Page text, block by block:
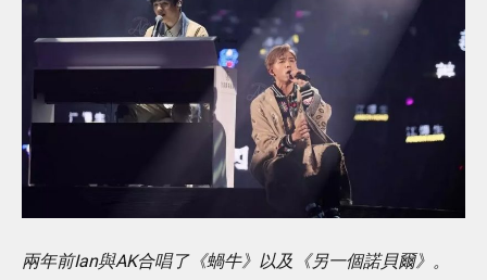
兩年前Ian與AK合唱了《蝸牛》以及《另一個諾貝爾》。